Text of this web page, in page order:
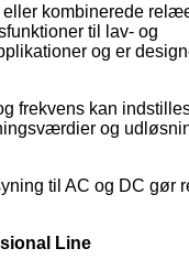
eller kombinerede
til lav- og
og er
frekvens kan
og
til AC og DC gør
Line